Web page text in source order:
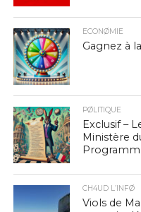
ECONØMIE
Gagnez à
PØLITIQUE
Exclusif –
Ministère
CH4UD L’INFØ
Viols de